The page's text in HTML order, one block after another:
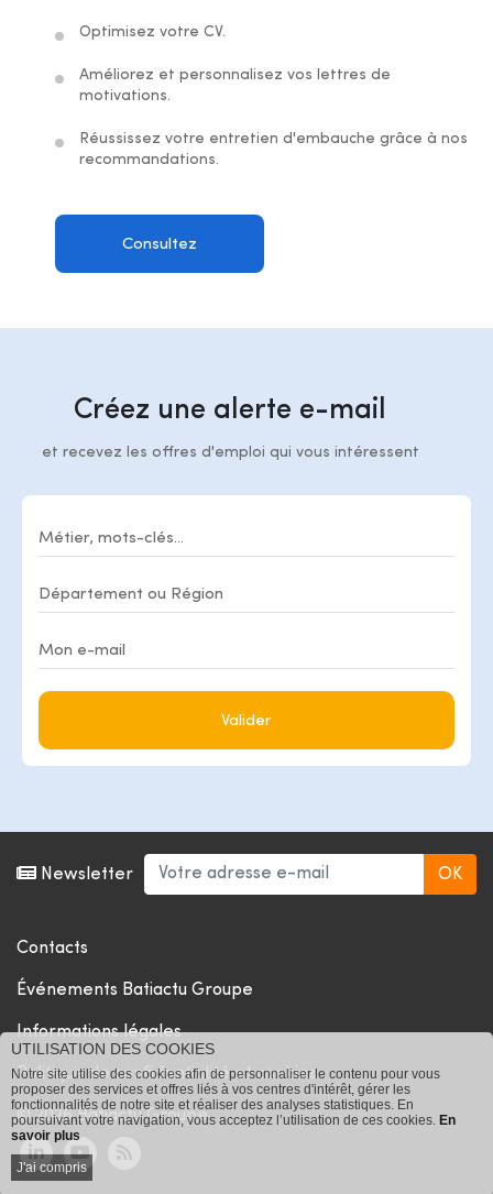
Optimisez votre CV.
Améliorez et personnalisez vos lettres de
motivations.
Réussissez votre entretien d'embauche grâce à nos
recommandations.
Consultez
Créez une alerte e-mail
et recevez les offres d'emploi qui vous intéressent
Valider
Newsletter
Contacts
Événements Batiactu Groupe
Informations légales
Politique de confidentialité et cookies
© 2026 Batiactu Groupe
UTILISATION DES COOKIES
Notre site utilise des cookies afin de personnaliser le contenu pour vous
proposer des services et offres liés à vos centres d'intérêt, gérer les
fonctionnalités de notre site et réaliser des analyses statistiques. En
poursuivant votre navigation, vous acceptez l’utilisation de ces cookies. En
savoir plus
J'ai compris